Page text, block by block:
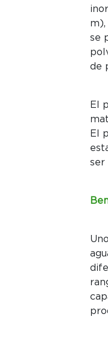
m),
se
de
El
El
ser